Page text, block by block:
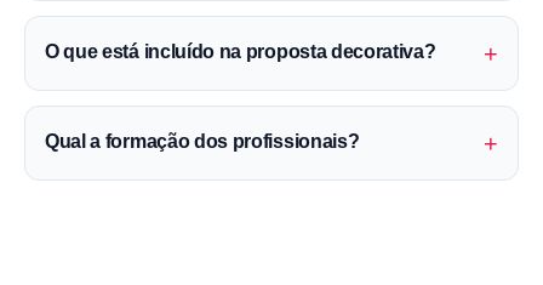
O que está incluído na proposta decorativa? +
Qual a formação dos profissionais? +